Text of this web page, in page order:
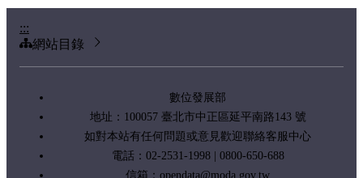
:::
網站目錄
數位發展部
地址：100057 臺北市中正區延平南路143 號
如對本站有任何問題或意見歡迎聯絡客服中心
電話：02-2531-1998 | 0800-650-688
信箱： opendata@moda.gov.tw